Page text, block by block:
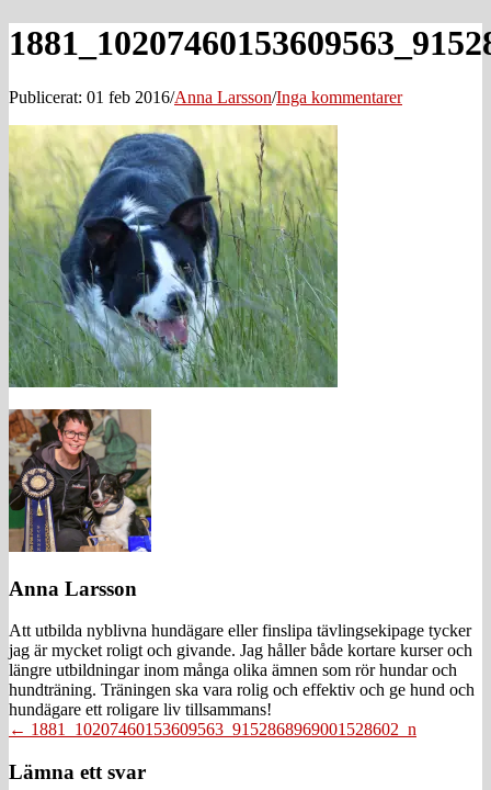
Publicerat: 01 feb 2016/Anna Larsson/Inga kommentarer
Anna Larsson
Att utbilda nyblivna hundägare eller finslipa tävlingsekipage tycker
jag är mycket roligt och givande. Jag håller både kortare kurser och
längre utbildningar inom många olika ämnen som rör hundar och
hundträning. Träningen ska vara rolig och effektiv och ge hund och
hundägare ett roligare liv tillsammans!
Posts
navigation
← 1881_10207460153609563_9152868969001528602_n
Läsarkommentarer
Lämna ett svar